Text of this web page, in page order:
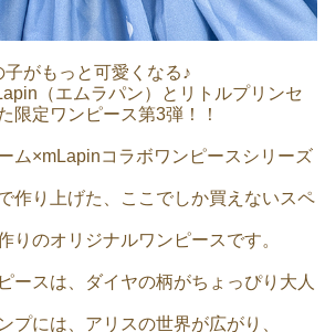
がもっと可愛くなる♪
（エムラパン）とリトルプリンセ
限定ワンピース第3弾！！
ム×mLapinコラボワンピースシリーズ
作り上げた、ここでしか買えないスペ
りのオリジナルワンピースです。
ースは、ダイヤの柄がちょっぴり大人
プには、アリスの世界が広がり、